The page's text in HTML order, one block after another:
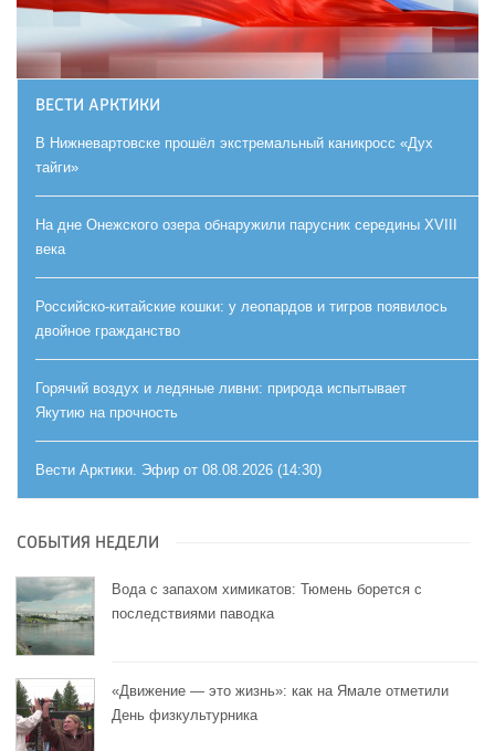
ВЕСТИ АРКТИКИ
В Нижневартовске прошёл экстремальный каникросс «Дух
тайги»
На дне Онежского озера обнаружили парусник середины XVIII
века
Российско-китайские кошки: у леопардов и тигров появилось
двойное гражданство
Горячий воздух и ледяные ливни: природа испытывает
Якутию на прочность
Вести Арктики. Эфир от 08.08.2026 (14:30)
СОБЫТИЯ НЕДЕЛИ
Вода с запахом химикатов: Тюмень борется с
последствиями паводка
«Движение — это жизнь»: как на Ямале отметили
День физкультурника